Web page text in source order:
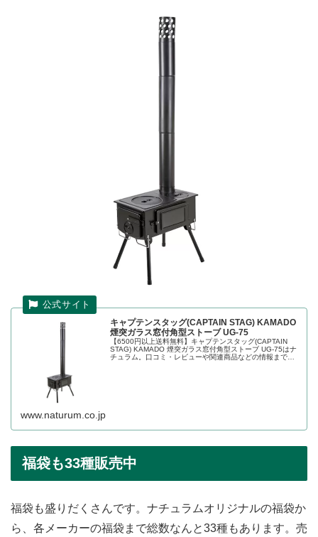
キャプテンスタッグ(CAPTAIN STAG) KAMADO
煙突ガラス窓付角型ストーブ UG-75
【6500円以上送料無料】キャプテンスタッグ(CAPTAIN
STAG) KAMADO 煙突ガラス窓付角型ストーブ UG-75はナ
チュラム。口コミ・レビューや関連商品などの情報まで合
www.naturum.co.jp
福袋も33種販売中
福袋も盛りだくさんです。ナチュラムオリジナルの福袋か
ら、各メーカーの福袋まで総数なんと33種もあります。売